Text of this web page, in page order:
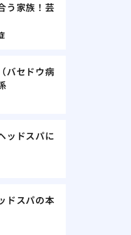
う家族！芸
バセドウ病
ッドスパに
ドスパの本